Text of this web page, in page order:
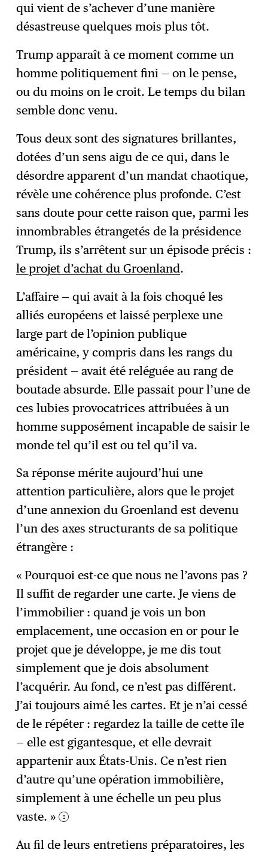
qui vient de s’achever d’une manière
désastreuse quelques mois plus tôt.
Trump apparaît à ce moment comme un
homme politiquement fini — on le pense,
ou du moins on le croit. Le temps du bilan
semble donc venu.
Tous deux sont des signatures brillantes,
dotées d’un sens aigu de ce qui, dans le
désordre apparent d’un mandat chaotique,
révèle une cohérence plus profonde. C’est
sans doute pour cette raison que, parmi les
innombrables étrangetés de la présidence
Trump, ils s’arrêtent sur un épisode précis :
le projet d’achat du Groenland.
L’affaire — qui avait à la fois choqué les
alliés européens et laissé perplexe une
large part de l’opinion publique
américaine, y compris dans les rangs du
président — avait été reléguée au rang de
boutade absurde. Elle passait pour l’une de
ces lubies provocatrices attribuées à un
homme supposément incapable de saisir le
monde tel qu’il est ou tel qu’il va.
Sa réponse mérite aujourd’hui une
attention particulière, alors que le projet
d’une annexion du Groenland est devenu
l’un des axes structurants de sa politique
étrangère :
« Pourquoi est-ce que nous ne l’avons pas ?
Il suffit de regarder une carte. Je viens de
l’immobilier : quand je vois un bon
emplacement, une occasion en or pour le
projet que je développe, je me dis tout
simplement que je dois absolument
l’acquérir. Au fond, ce n’est pas différent.
J’ai toujours aimé les cartes. Et je n’ai cessé
de le répéter : regardez la taille de cette île
— elle est gigantesque, et elle devrait
appartenir aux États-Unis. Ce n’est rien
d’autre qu’une opération immobilière,
simplement à une échelle un peu plus
vaste. » 2
Au fil de leurs entretiens préparatoires, les